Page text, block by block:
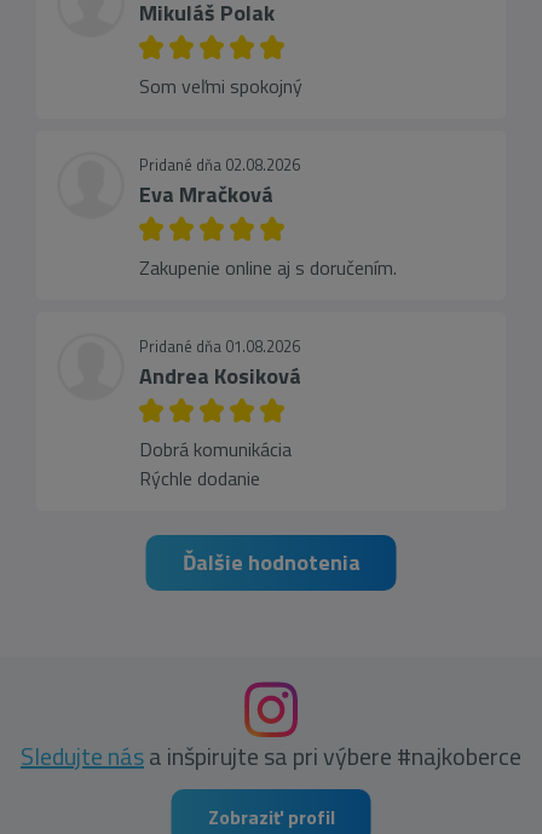
Mikuláš Polak
Som veľmi spokojný
Pridané dňa 02.08.2026
Eva Mračková
Zakupenie online aj s doručením.
Pridané dňa 01.08.2026
Andrea Kosiková
Dobrá komunikácia
Rýchle dodanie
Ďalšie hodnotenia
Sledujte nása inšpirujte sa pri výbere #najkoberce
Zobraziť profil